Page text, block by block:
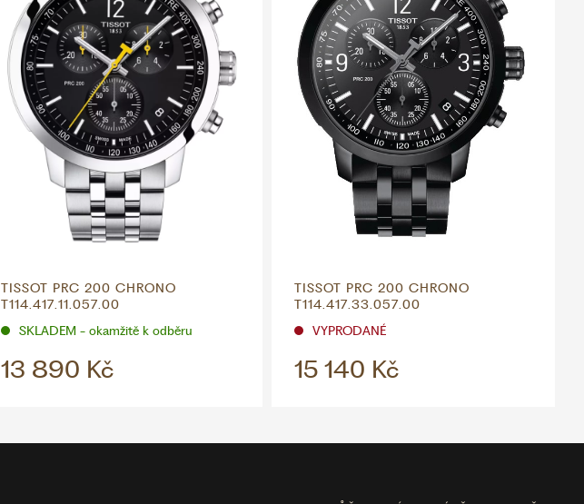
TISSOT PRC 200 CHRONO
T114.417.11.057.00
SKLADEM - okamžitě k odběru
13 890 Kč
TISSOT PRC 200 CHRONO
T114.417.33.057.00
VYPRODANÉ
15 140 Kč